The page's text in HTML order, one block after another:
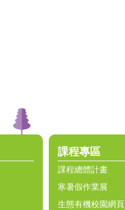
課程專區
課程總體計畫
寒暑假作業展
生態有機校園網頁